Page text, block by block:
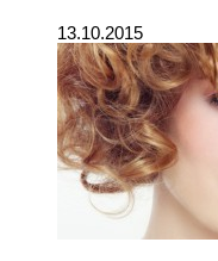
13.10.2015